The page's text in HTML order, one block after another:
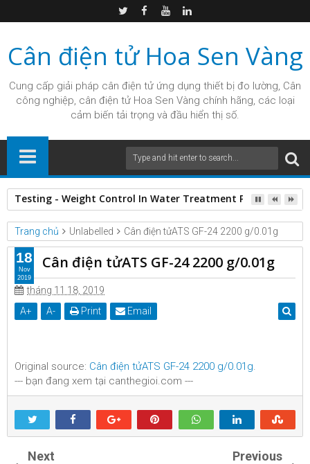
Cân điện tử Hoa Sen Vàng
Cung cấp giải pháp cân điện tử ứng dụng thiết bị đo lường, Cân
công nghiệp, cân điện tử Hoa Sen Vàng chính hãng, các loại
cảm biến tải trọng và đầu hiển thị số.
Testing - Weight Control In Water Treatment Plant by
Trang chủ Unlabelled Cân điện tửATS GF-24 2200 g/0.01g
Cân điện tửATS GF-24 2200 g/0.01g
tháng 11 18, 2019
A+ A- Print Email
Original source: Cân điện tửATS GF-24 2200 g/0.01g.
--- bạn đang xem tại canthegioi.com ---
18
Nov
2019
Next Previous